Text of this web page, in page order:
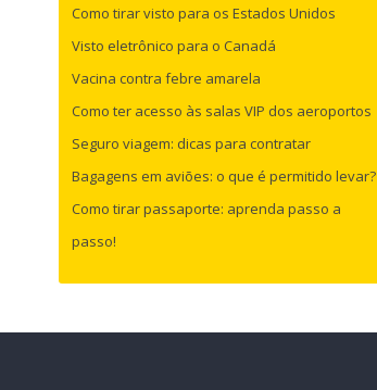
Como tirar visto para os Estados Unidos
Visto eletrônico para o Canadá
Vacina contra febre amarela
Como ter acesso às salas VIP dos aeroportos
Seguro viagem: dicas para contratar
Bagagens em aviões: o que é permitido levar?
Como tirar passaporte: aprenda passo a
passo!